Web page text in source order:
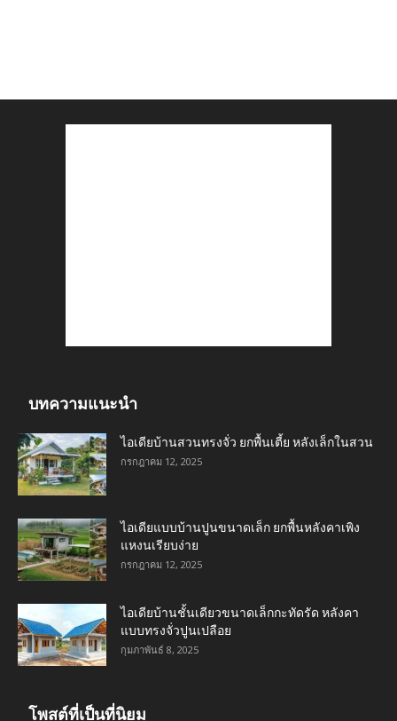
บทความแนะนำ
ไอเดียบ้านสวนทรงจั่ว ยกพื้นเตี้ย หลังเล็กในสวน
กรกฎาคม 12, 2025
ไอเดียแบบบ้านปูนขนาดเล็ก ยกพื้นหลังคาเพิง
แหงนเรียบง่าย
กรกฎาคม 12, 2025
ไอเดียบ้านชั้นเดียวขนาดเล็กกะทัดรัด หลังคา
แบบทรงจั่วปูนเปลือย
กุมภาพันธ์ 8, 2025
โพสต์ที่เป็นที่นิยม